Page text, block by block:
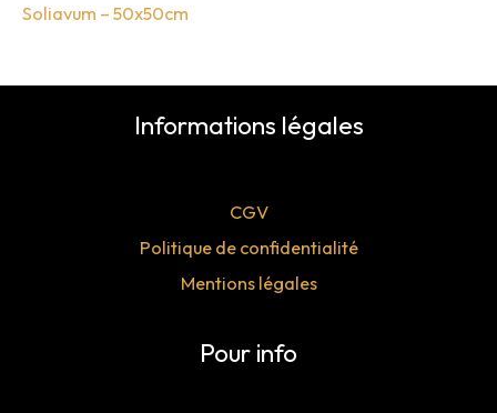
Soliavum – 50x50cm
Informations légales
CGV
Politique de confidentialité
Mentions légales
Pour info